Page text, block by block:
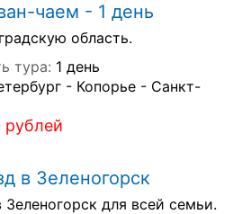
чаем - 1 день
область.
тура: 1 день
- Копорье - Санкт-
рублей
в Зеленогорск
для всей семьи.